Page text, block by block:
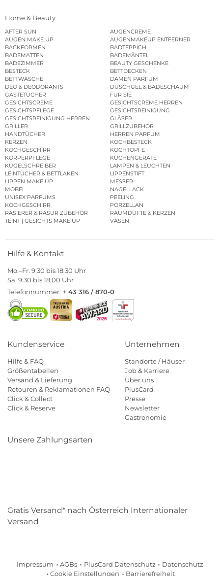
Home & Beauty
AFTER SUN
AUGENCREME
AUGEN MAKE UP
AUGENMAKEUP ENTFERNER
BACKFORMEN
BADTEPPICH
BADEMATTEN
BADEMÄNTEL
BADEZIMMER
BEAUTY GESCHENKE
BESTECK
BETTDECKEN
BETTWÄSCHE
DAMEN PARFUM
DEO & DEODORANTS
DUSCHGEL & BADESCHAUM
GÄSTETÜCHER
FÜR SIE
GESICHTSCREME
GESICHTSCREME HERREN
GESICHTSPFLEGE
GESICHTSREINIGUNG
GESICHTSREINIGUNG HERREN
GLÄSER
GRILLER
GRILLZUBEHÖR
HANDTÜCHER
HERREN PARFUM
KERZEN
KOCHBESTECK
KOCHGESCHIRR
KOCHTÖPFE
KÖRPERPFLEGE
KÜCHENGERÄTE
KUGELSCHREIBER
LAMPEN & LEUCHTEN
LEINTÜCHER & BETTLAKEN
LIPPENSTIFT
LIPPEN MAKE UP
MESSER
MÖBEL
NAGELLACK
UNISEX PARFUMS
PEELING
KOCHGESCHIRR
PORZELLAN
RASIERER & RASUR ZUBEHÖR
RAUMDÜFTE & KERZEN
TEINT | GESICHTS MAKE UP
VASEN
Hilfe & Kontakt
Mo.–Fr. 9:30 bis 18:30 Uhr
Sa. 9:30 bis 18:00 Uhr
Telefonnummer: + 43 316 / 870-0
Kundenservice
Hilfe & FAQ
Größentabellen
Versand & Lieferung
Retouren & Reklamationen FAQ
Click & Collect
Click & Reserve
Unternehmen
Standorte / Häuser
Job & Karriere
Über uns
PlusCard
Presse
Newsletter
Gastronomie
Unsere Zahlungsarten
Gratis Versand* nach Österreich Internationaler
Versand
Impressum AGBs PlusCard Datenschutz
Datenschutz
Cookie Einstellungen
Barrierefreiheit